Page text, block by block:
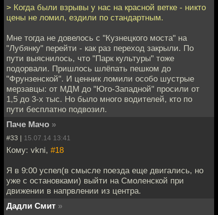
> Когда были взрывы у нас на красной ветке - никто
цены не ломил, ездили по стандартным.
Мне тогда не довелось с "Кузнецкого моста" на
"Лубянку" перейти - как раз переход закрыли. По
пути выяснилось, что "Парк культуры" тоже
подорвали. Пришлось шлёпать пешком до
"Фрунзенской". И ценник ломили особо шустрые
мерзавцы: от МДМ до "Юго-Западной" просили от
1,5 до 3-х тыс. Но было много водителей, кто по
пути бесплатно подвозил.
Паче Мачо »
#33 | 15.07.14 13:41
Кому: vkni, #18
Я в 9:00 успел(в смысле поезда еще двигались, но
уже с остановками) выйти на Смоленской при
движении в напрвлении из центра.
Дадли Смит »